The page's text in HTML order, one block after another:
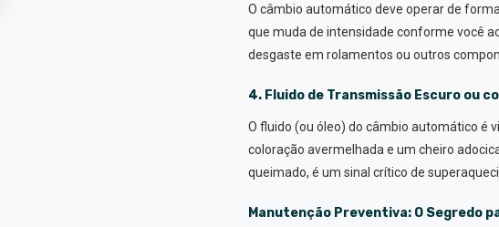
O câmbio automático deve operar de
que muda de intensidade conforme você
desgaste em rolamentos ou outros
4. Fluido de Transmissão Escuro ou
O fluido (ou óleo) do câmbio automático é
coloração avermelhada e um cheiro
queimado, é um sinal crítico de
Manutenção Preventiva: O Segredo